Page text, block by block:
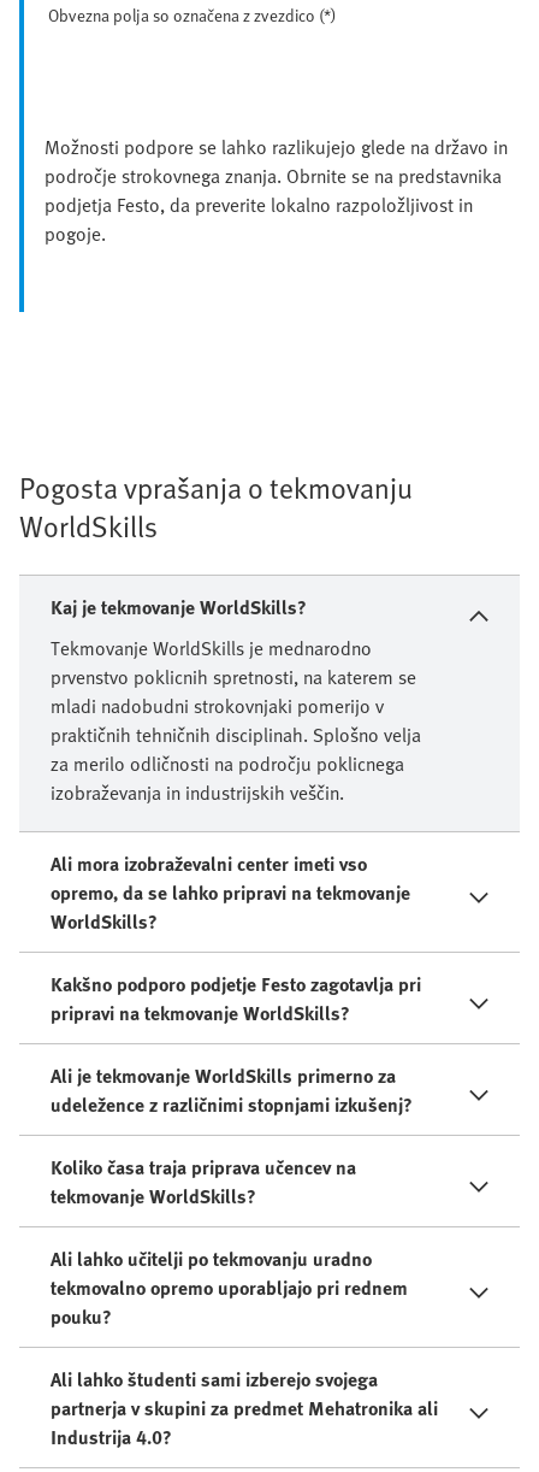
Obvezna polja so označena z zvezdico (*)
Možnosti podpore se lahko razlikujejo glede na državo in
področje strokovnega znanja. Obrnite se na predstavnika
podjetja Festo, da preverite lokalno razpoložljivost in
pogoje.
Pogosta vprašanja o tekmovanju
WorldSkills
Kaj je tekmovanje WorldSkills?
Tekmovanje WorldSkills je mednarodno
prvenstvo poklicnih spretnosti, na katerem se
mladi nadobudni strokovnjaki pomerijo v
praktičnih tehničnih disciplinah. Splošno velja
za merilo odličnosti na področju poklicnega
izobraževanja in industrijskih veščin.
Ali mora izobraževalni center imeti vso
opremo, da se lahko pripravi na tekmovanje
WorldSkills?
Kakšno podporo podjetje Festo zagotavlja pri
pripravi na tekmovanje WorldSkills?
Ali je tekmovanje WorldSkills primerno za
udeležence z različnimi stopnjami izkušenj?
Koliko časa traja priprava učencev na
tekmovanje WorldSkills?
Ali lahko učitelji po tekmovanju uradno
tekmovalno opremo uporabljajo pri rednem
pouku?
Ali lahko študenti sami izberejo svojega
partnerja v skupini za predmet Mehatronika ali
Industrija 4.0?